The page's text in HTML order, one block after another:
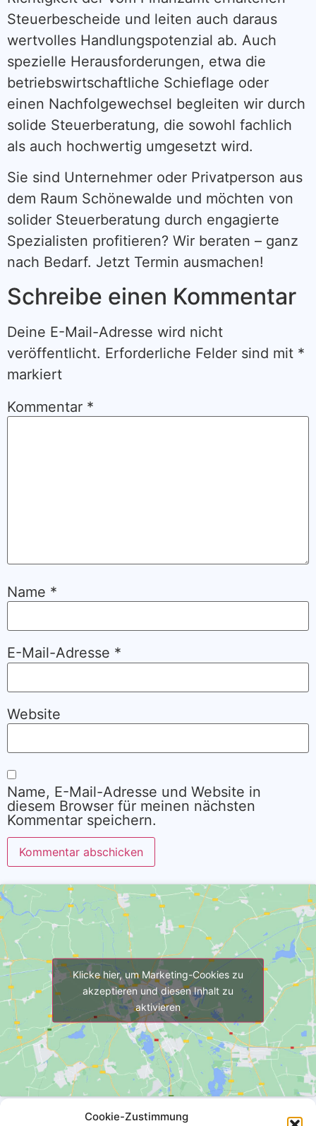
Cookie-Zustimmung
Steuerbescheide und leiten auch daraus
wertvolles Handlungspotenzial ab. Auch
spezielle Herausforderungen, etwa die
betriebswirtschaftliche Schieflage oder
einen Nachfolgewechsel begleiten wir durch
solide Steuerberatung, die sowohl fachlich
als auch hochwertig umgesetzt wird.
Sie sind Unternehmer oder Privatperson aus
dem Raum Schönewalde und möchten von
solider Steuerberatung durch engagierte
Spezialisten profitieren? Wir beraten – ganz
nach Bedarf. Jetzt Termin ausmachen!
Schreibe einen Kommentar
Deine E-Mail-Adresse wird nicht
veröffentlicht. Erforderliche Felder sind mit *
markiert
Kommentar *
Name *
E-Mail-Adresse *
Website
Name, E-Mail-Adresse und Website in
diesem Browser für meinen nächsten
Kommentar speichern.
Alternative:
Klicke hier, um Marketing-Cookies zu
akzeptieren und diesen Inhalt zu
aktivieren